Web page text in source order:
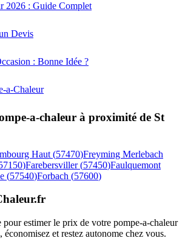
2026 : Guide Complet
Devis
: Bonne Idée ?
a-Chaleur
a-chaleur à proximité de St
Haut (57470)Freyming Merlebach
)Farebersviller (57450)Faulquemont
(57540)Forbach (57600)
.fr
pour estimer le prix de votre pompe-a-chaleur
économisez et restez autonome chez vous.